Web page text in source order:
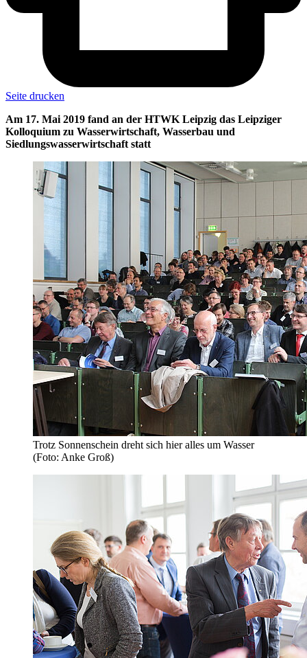
Seite drucken
Am 17. Mai 2019 fand an der HTWK Leipzig das Leipziger
Kolloquium zu Wasserwirtschaft, Wasserbau und
Siedlungswasserwirtschaft statt
Trotz Sonnenschein dreht sich hier alles um Wasser
(Foto: Anke Groß)